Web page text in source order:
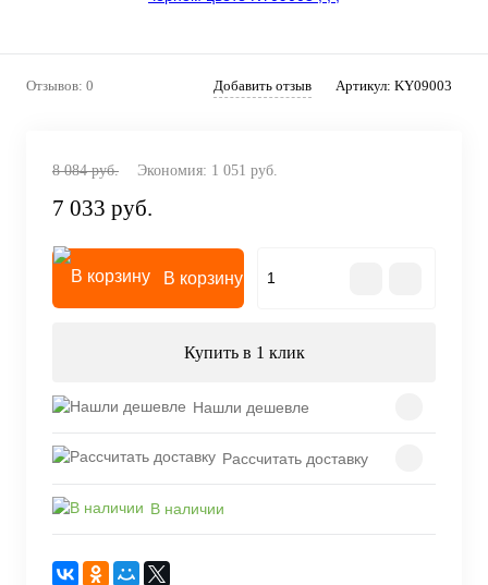
Отзывов: 0 Добавить отзыв Артикул: KY09003
8 084 руб. Экономия: 1 051 руб.
7 033 руб.
В корзину
Купить в 1 клик
Нашли дешевле
Рассчитать доставку
В наличии